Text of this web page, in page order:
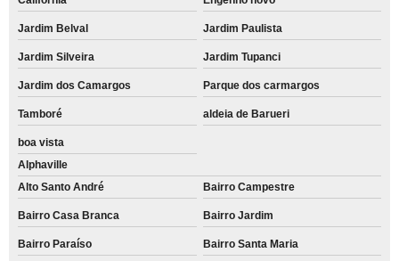
Jardim Belval Jardim Paulista
Jardim Silveira Jardim Tupanci
Jardim dos Camargos Parque dos carmargos
Tamboré aldeia de Barueri
boa vista
Alphaville
Alto Santo André
Bairro Campestre
Bairro Casa Branca Bairro Jardim
Bairro Paraíso Bairro Santa Maria